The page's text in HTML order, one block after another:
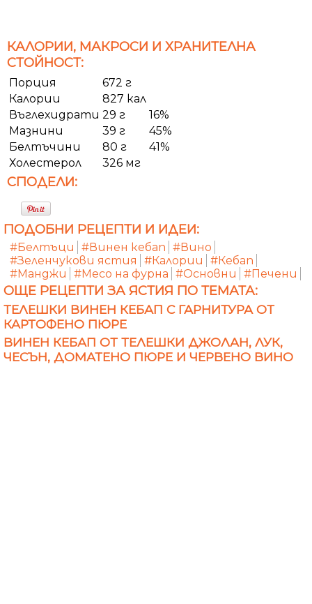
КАЛОРИИ, МАКРОСИ И ХРАНИТЕЛНА
СТОЙНОСТ:
Порция
672 г
Калории
827 кал
Въглехидрати 29 г
16%
Мазнини
39 г
45%
Белтъчини
80 г
41%
Холестерол
326 мг
СПОДЕЛИ:
ПОДОБНИ РЕЦЕПТИ И ИДЕИ:
#Белтъци #Винен кебап #Вино
#Зеленчукови ястия
#Калории
#Кебап
#Манджи
#Месо на фурна #Основни #Печени
ОЩЕ РЕЦЕПТИ ЗА ЯСТИЯ ПО ТЕМАТА:
ТЕЛЕШКИ ВИНЕН КЕБАП С ГАРНИТУРА ОТ
КАРТОФЕНО ПЮРЕ
ВИНЕН КЕБАП ОТ ТЕЛЕШКИ ДЖОЛАН, ЛУК,
ЧЕСЪН, ДОМАТЕНО ПЮРЕ И ЧЕРВЕНО ВИНО